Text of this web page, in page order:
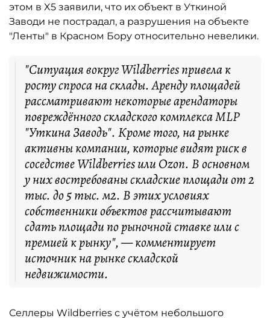
этом в X5 заявили, что их объект в Уткиной
Заводи не пострадал, а разрушения на объекте
"Ленты" в Красном Бору относительно невелики.
"Ситуация вокруг Wildberries привела к
росту спроса на склады. Аренду площадей
рассматривают некоторые арендаторы
повреждённого складского комплекса MLP
"Уткина Заводь". Кроме того, на рынке
активны компании, которые видят риск в
соседстве Wildberries или Ozon. В основном
у них востребованы складские площади от 2
тыс. до 5 тыс. м2. В этих условиях
собственники объектов рассчитывают
сдать площади по рыночной ставке или с
премией к рынку", — комментирует
источник на рынке складской
недвижимости.
Селлеры Wildberries с учётом небольшого